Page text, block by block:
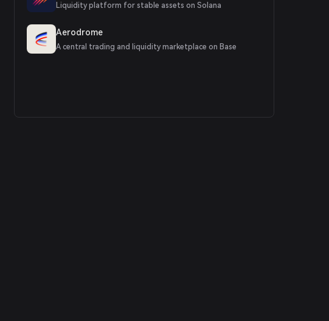
Liquidity platform for stable assets on Solana
Aerodrome
A central trading and liquidity marketplace on Base